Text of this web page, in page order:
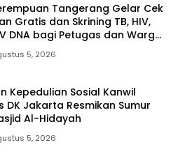
Tangerang Gelar Cek
Gratis dan Skrining TB, HIV,
DNA bagi Petugas dan Warga
5, 2026
Kepedulian Sosial Kanwil
DK Jakarta Resmikan Sumur
Al-Hidayah
5, 2026